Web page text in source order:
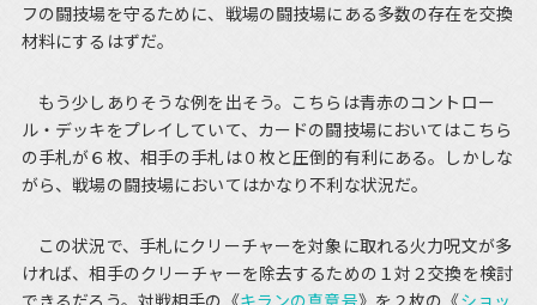
フの闘技場を守るために、戦場の闘技場にある多数の存在を交換
材料にするはずだ。
もう少しありそうな例を出そう。こちらは青赤のコントロー
ル・デッキをプレイしていて、カードの闘技場においてはこちら
の手札が６枚、相手の手札は０枚と圧倒的有利にある。しかしな
がら、戦場の闘技場においてはかなり不利な状況だ。
この状況で、手札にクリーチャーを対象に取れる火力呪文が多
ければ、相手のクリーチャーを除去するための１対２交換を検討